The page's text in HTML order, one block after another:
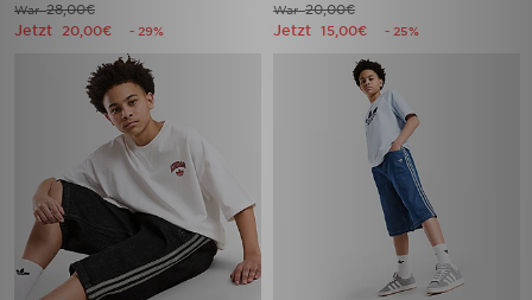
War28,00€
Jetzt 20,00€ - 29%
War20,00€
Jetzt 15,00€ - 25%